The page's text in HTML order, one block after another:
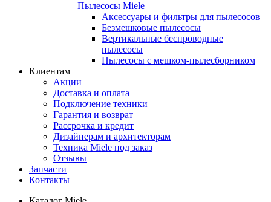
Пылесосы Miele
Аксессуары и фильтры для пылесосов
Безмешковые пылесосы
Вертикальные беспроводные
пылесосы
Пылесосы с мешком-пылесборником
Клиентам
Акции
Доставка и оплата
Подключение техники
Гарантия и возврат
Рассрочка и кредит
Дизайнерам и архитекторам
Техника Miele под заказ
Отзывы
Запчасти
Контакты